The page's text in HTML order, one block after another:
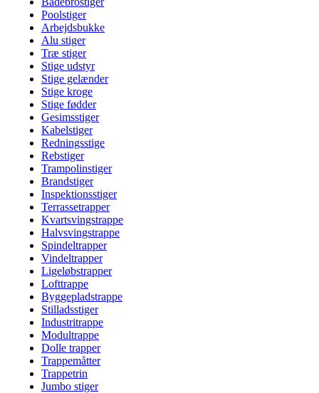
Poolstiger
Arbejdsbukke
Alu stiger
Træ stiger
Stige udstyr
Stige gelænder
Stige kroge
Stige fødder
Gesimsstiger
Kabelstiger
Redningsstige
Rebstiger
Trampolinstiger
Brandstiger
Inspektionsstiger
Terrassetrapper
Kvartsvingstrappe
Halvsvingstrappe
Spindeltrapper
Vindeltrapper
Ligeløbstrapper
Lofttrappe
Byggepladstrappe
Stilladsstiger
Industritrappe
Modultrappe
Dolle trapper
Trappemåtter
Trappetrin
Jumbo stiger